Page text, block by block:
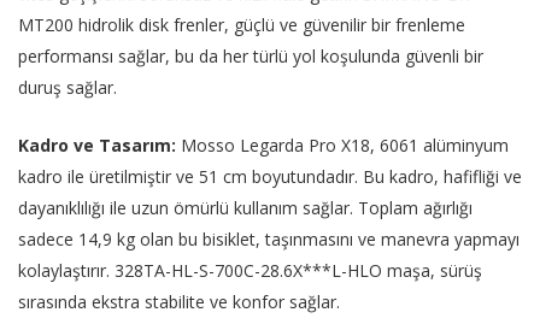
MT200 hidrolik disk frenler, güçlü ve güvenilir bir frenleme
performansı sağlar, bu da her türlü yol koşulunda güvenli bir
duruş sağlar.
Kadro ve Tasarım: Mosso Legarda Pro X18, 6061 alüminyum
kadro ile üretilmiştir ve 51 cm boyutundadır. Bu kadro, hafifliği ve
dayanıklılığı ile uzun ömürlü kullanım sağlar. Toplam ağırlığı
sadece 14,9 kg olan bu bisiklet, taşınmasını ve manevra yapmayı
kolaylaştırır. 328TA-HL-S-700C-28.6X***L-HLO maşa, sürüş
sırasında ekstra stabilite ve konfor sağlar.